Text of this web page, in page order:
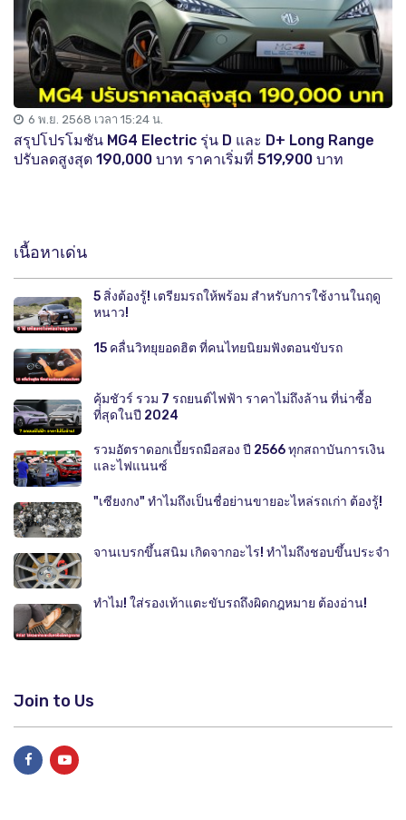
6 พ.ย. 2568 เวลา 15:24 น.
สรุปโปรโมชัน MG4 Electric รุ่น D และ D+ Long Range
ปรับลดสูงสุด 190,000 บาท ราคาเริ่มที่ 519,900 บาท
เนื้อหาเด่น
5 สิ่งต้องรู้! เตรียมรถให้พร้อม สำหรับการใช้งานในฤดู
หนาว!
15 คลื่นวิทยุยอดฮิต ที่คนไทยนิยมฟังตอนขับรถ
คุ้มชัวร์ รวม 7 รถยนต์ไฟฟ้า ราคาไม่ถึงล้าน ที่น่าซื้อ
ที่สุดในปี 2024
รวมอัตราดอกเบี้ยรถมือสอง ปี 2566 ทุกสถาบันการเงิน
และไฟแนนซ์
"เซียงกง" ทำไมถึงเป็นชื่อย่านขายอะไหล่รถเก่า ต้องรู้!
จานเบรกขึ้นสนิม เกิดจากอะไร! ทำไมถึงชอบขึ้นประจำ
ทำไม! ใส่รองเท้าแตะขับรถถึงผิดกฎหมาย ต้องอ่าน!
Join to Us